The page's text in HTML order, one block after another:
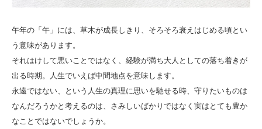
午年の「午」には、草木が成長しきり、そろそろ衰えはじめる頃とい
う意味があります。
それはけして悪いことではなく、経験が満ち大人としての落ち着きが
出る時期。人生でいえば中間地点を意味します。
永遠ではない、という人生の真理に思いを馳せる時、守りたいものは
なんだろうかと考えるのは、さみしいばかりではなく実はとても豊か
なことではないでしょうか。